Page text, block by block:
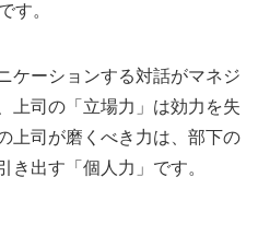
す。
ケーションする対話がマネジ
上司の「立場力」は効力を失
上司が磨くべき力は、部下の
き出す「個人力」です。